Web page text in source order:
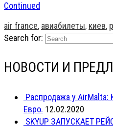
Continued
air france, авиабилеты, киев,
Search for:
НОВОСТИ И
Распродажа у AirMalta:
Евро. 12.02.2020
SKYUP ЗАПУСКАЕТ